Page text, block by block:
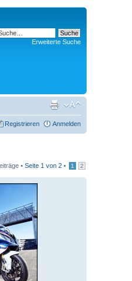
Erweiterte Suche
Registrieren Anmelden
• Seite 1 von 2 • 1 2